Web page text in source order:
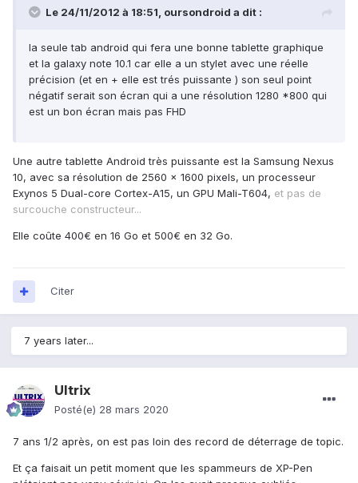
Le 24/11/2012 à 18:51, oursondroid a dit :
la seule tab android qui fera une bonne tablette graphique
et la galaxy note 10.1 car elle a un stylet avec une réelle
précision (et en + elle est trés puissante ) son seul point
négatif serait son écran qui a une résolution 1280 *800 qui
est un bon écran mais pas FHD
Une autre tablette Android très puissante est la Samsung Nexus
10, avec sa résolution de 2560 x 1600 pixels, un processeur
Exynos 5 Dual-core Cortex-A15, un GPU Mali-T604, et pas de
surcouche constructeur...
Elle coûte 400€ en 16 Go et 500€ en 32 Go.
Citer
7 years later...
Ultrix
Posté(e) 28 mars 2020
7 ans 1/2 après, on est pas loin des record de déterrage de topic.
Et ça faisait un petit moment que les spammeurs de XP-Pen